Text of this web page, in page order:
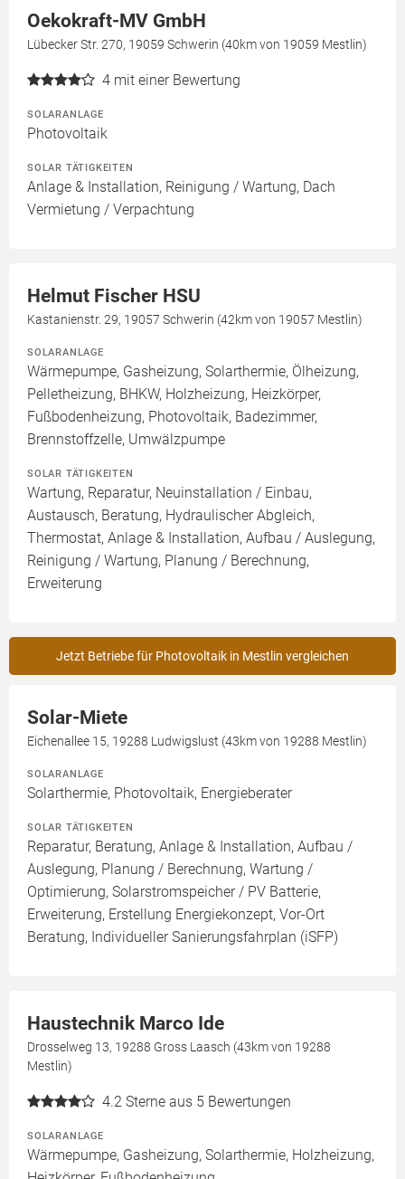
Oekokraft-MV GmbH
Lübecker Str. 270, 19059 Schwerin (40km von 19059 Mestlin)
4 mit einer Bewertung
SOLARANLAGE
Photovoltaik
SOLAR TÄTIGKEITEN
Anlage & Installation, Reinigung / Wartung, Dach
Vermietung / Verpachtung
Helmut Fischer HSU
Kastanienstr. 29, 19057 Schwerin (42km von 19057 Mestlin)
SOLARANLAGE
Wärmepumpe, Gasheizung, Solarthermie, Ölheizung,
Pelletheizung, BHKW, Holzheizung, Heizkörper,
Fußbodenheizung, Photovoltaik, Badezimmer,
Brennstoffzelle, Umwälzpumpe
SOLAR TÄTIGKEITEN
Wartung, Reparatur, Neuinstallation / Einbau,
Austausch, Beratung, Hydraulischer Abgleich,
Thermostat, Anlage & Installation, Aufbau / Auslegung,
Reinigung / Wartung, Planung / Berechnung,
Erweiterung
Jetzt Betriebe für Photovoltaik in Mestlin vergleichen
Solar-Miete
Eichenallee 15, 19288 Ludwigslust (43km von 19288 Mestlin)
SOLARANLAGE
Solarthermie, Photovoltaik, Energieberater
SOLAR TÄTIGKEITEN
Reparatur, Beratung, Anlage & Installation, Aufbau /
Auslegung, Planung / Berechnung, Wartung /
Optimierung, Solarstromspeicher / PV Batterie,
Erweiterung, Erstellung Energiekonzept, Vor-Ort
Beratung, Individueller Sanierungsfahrplan (iSFP)
Haustechnik Marco Ide
Drosselweg 13, 19288 Gross Laasch (43km von 19288
Mestlin)
4.2 Sterne aus 5 Bewertungen
SOLARANLAGE
Wärmepumpe, Gasheizung, Solarthermie, Holzheizung,